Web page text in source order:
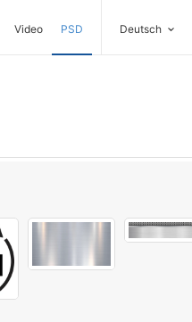
Video PSD Deutsch